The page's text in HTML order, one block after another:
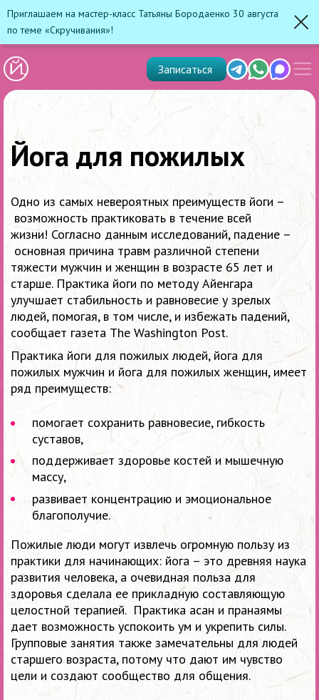
Приглашаем на мастер-класс Татьяны Бородаенко 30 августа
по теме «Скручивания»!
TelegramWhats'app
Max
Записаться
меню
Йога для пожилых
Одно из самых невероятных преимуществ йоги –
возможность практиковать в течение всей
жизни! Согласно данным исследований, падение –
основная причина травм различной степени
тяжести мужчин и женщин в возрасте 65 лет и
старше. Практика йоги по методу Айенгара
улучшает стабильность и равновесие у зрелых
людей, помогая, в том числе, и избежать падений,
сообщает газета The Washington Post.
Практика йоги для пожилых людей, йога для
пожилых мужчин и йога для пожилых женщин, имеет
ряд преимуществ:
помогает сохранить равновесие, гибкость
суставов,
поддерживает здоровье костей и мышечную
массу,
развивает концентрацию и эмоциональное
благополучие.
Пожилые люди могут извлечь огромную пользу из
практики для начинающих: йога – это древняя наука
развития человека, а очевидная польза для
здоровья сделала ее прикладную составляющую
целостной терапией. Практика асан и пранаямы
дает возможность успокоить ум и укрепить силы.
Групповые занятия также замечательны для людей
старшего возраста, потому что дают им чувство
цели и создают сообщество для общения.